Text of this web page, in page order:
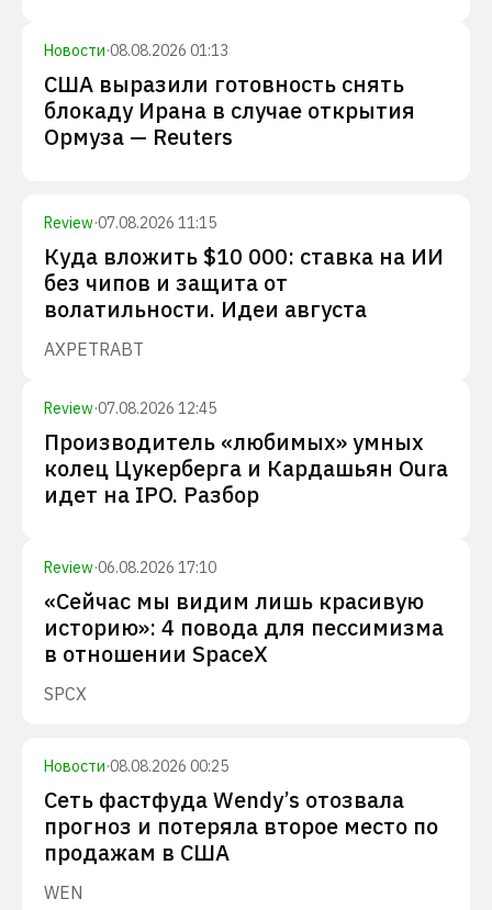
Новости·08.08.2026 01:13
США выразили готовность снять
блокаду Ирана в случае открытия
Ормуза — Reuters
Review·07.08.2026 11:15
Куда вложить $10 000: ставка на ИИ
без чипов и защита от
волатильности. Идеи августа
AXPETRABT
Review·07.08.2026 12:45
Производитель «любимых» умных
колец Цукерберга и Кардашьян Oura
идет на IPO. Разбор
Review·06.08.2026 17:10
«Сейчас мы видим лишь красивую
историю»: 4 повода для пессимизма
в отношении SpaceX
SPCX
Новости·08.08.2026 00:25
Сеть фастфуда Wendy’s отозвала
прогноз и потеряла второе место по
продажам в США
WEN